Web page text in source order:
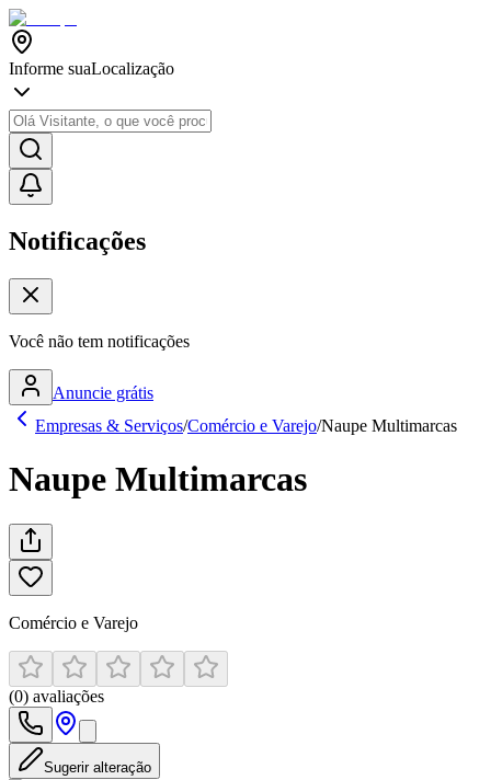
Informe suaLocalização
Notificações
Você não tem notificações
Anuncie grátis
Empresas & Serviços/Comércio e Varejo/Naupe Multimarcas
Naupe Multimarcas
Comércio e Varejo
(0) avaliações
Sugerir alteração